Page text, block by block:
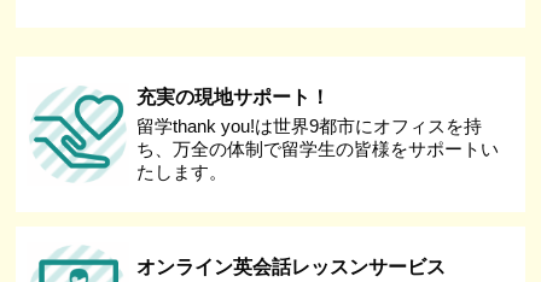
充実の現地サポート！
留学thank you!は世界9都市にオフィスを持
ち、万全の体制で留学生の皆様をサポートい
たします。
オンライン英会話レッスンサービス